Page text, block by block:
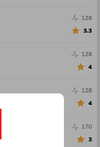
128
3.3
128
4
128
4
170
3